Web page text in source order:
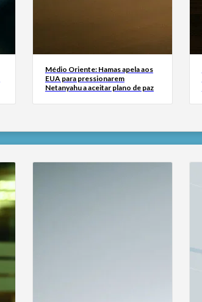
Médio Oriente: Hamas apela aos
EUA para pressionarem
Netanyahu a aceitar plano de paz